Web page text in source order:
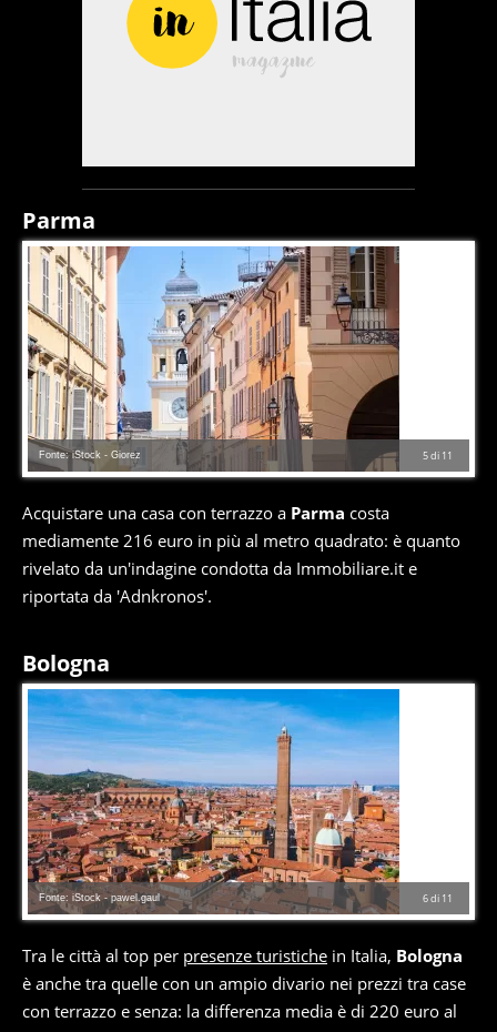
Parma
5di 11
Fonte: iStock - Giorez
Acquistare una casa con terrazzo a Parma costa
mediamente 216 euro in più al metro quadrato: è quanto
rivelato da un'indagine condotta da Immobiliare.it e
riportata da 'Adnkronos'.
Bologna
6di 11
Fonte: iStock - pawel.gaul
Tra le città al top per presenze turistiche in Italia, Bologna
è anche tra quelle con un ampio divario nei prezzi tra case
con terrazzo e senza: la differenza media è di 220 euro al